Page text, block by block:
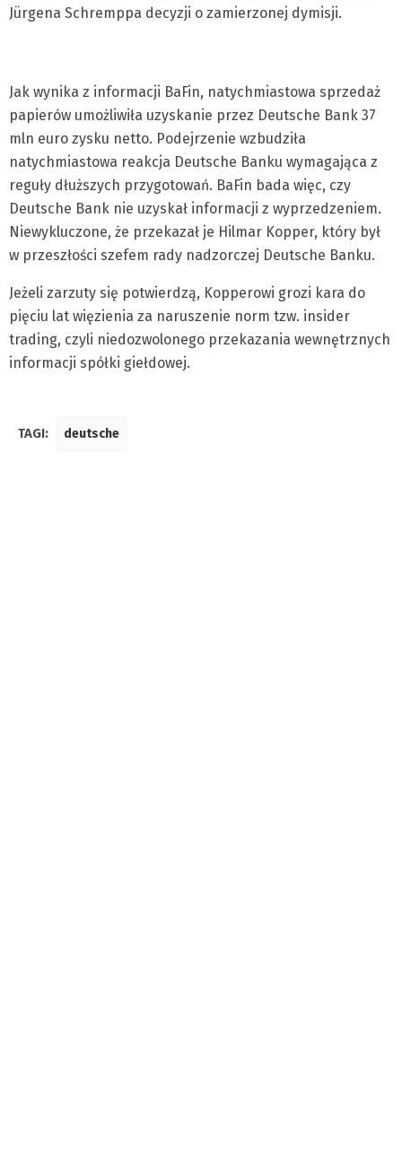
Jürgena Schremppa decyzji o zamierzonej dymisji.
Jak wynika z informacji BaFin, natychmiastowa sprzedaż
papierów umożliwiła uzyskanie przez Deutsche Bank 37
mln euro zysku netto. Podejrzenie wzbudziła
natychmiastowa reakcja Deutsche Banku wymagająca z
reguły dłuższych przygotowań. BaFin bada więc, czy
Deutsche Bank nie uzyskał informacji z wyprzedzeniem.
Niewykluczone, że przekazał je Hilmar Kopper, który był
w przeszłości szefem rady nadzorczej Deutsche Banku.
Jeżeli zarzuty się potwierdzą, Kopperowi grozi kara do
pięciu lat więzienia za naruszenie norm tzw. insider
trading, czyli niedozwolonego przekazania wewnętrznych
informacji spółki giełdowej.
TAGI: deutsche